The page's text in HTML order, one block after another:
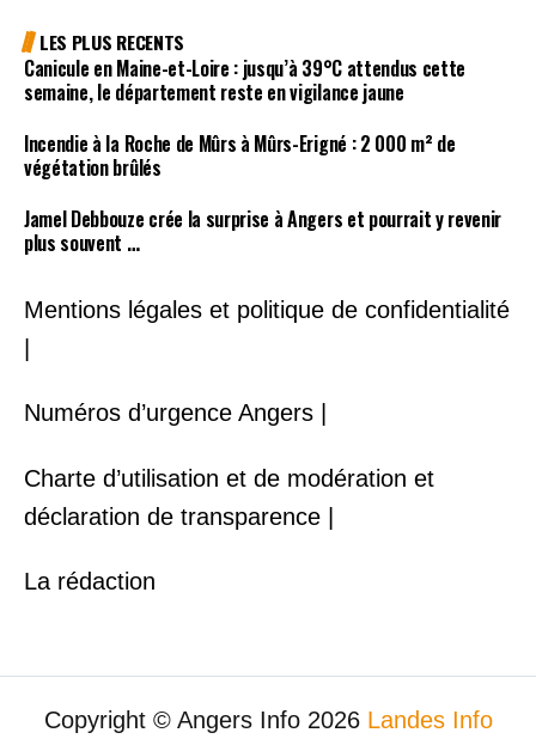
LES PLUS RECENTS
Canicule en Maine-et-Loire : jusqu’à 39°C attendus cette
semaine, le département reste en vigilance jaune
Incendie à la Roche de Mûrs à Mûrs-Erigné : 2 000 m² de
végétation brûlés
Jamel Debbouze crée la surprise à Angers et pourrait y revenir
plus souvent …
Mentions légales et politique de confidentialité
|
Numéros d’urgence Angers |
Charte d’utilisation et de modération et
déclaration de transparence |
La rédaction
Copyright © Angers Info 2026 Landes Info